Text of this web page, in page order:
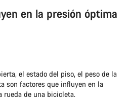
en la presión óptima
el estado del piso, el peso de la
son factores que influyen en la
rueda de una bicicleta.